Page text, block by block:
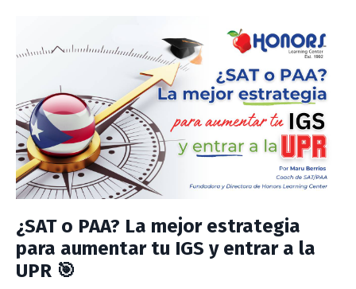
¿SAT o PAA? La mejor estrategia
para aumentar tu IGS y entrar a la
UPR 🎯